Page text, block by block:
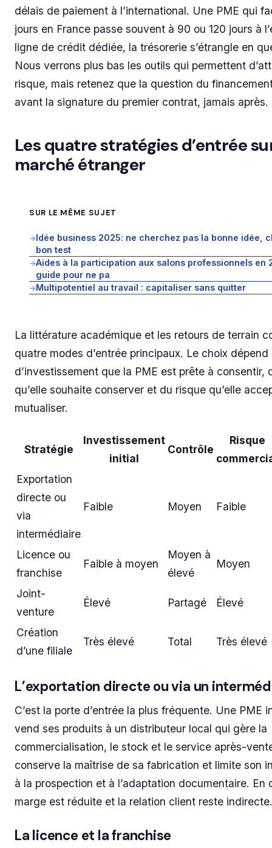
délais de paiement à l’international. Une PME qui
jours en France passe souvent à 90 ou 120 jours à
ligne de crédit dédiée, la trésorerie s’étrangle en
Nous verrons plus bas les outils qui permettent
risque, mais retenez que la question du
avant la signature du premier contrat, jamais après.
Les quatre stratégies d’entrée
marché étranger
SUR LE MÊME SUJET
→Idée business 2025: ne cherchez pas la bonne idée,
bon test
→Aides à la participation aux salons professionnels en
guide pour ne pa
→Multipotentiel au travail : capitaliser sans quitter
La littérature académique et les retours de terrain
quatre modes d’entrée principaux. Le choix
d’investissement que la PME est prête à consentir,
qu’elle souhaite conserver et du risque qu’elle
mutualiser.
Stratégie
Investissement
initial
Contrôle
Risque
Exportation
directe ou
via
intermédiaire
Faible Moyen Faible
Licence ou
franchise
Faible à moyen
Moyen à
élevé
Moyen
Joint-
venture
Élevé Partagé Élevé
Création
d’une filiale
Très élevé Total Très élevé
L’exportation directe ou via un
C’est la porte d’entrée la plus fréquente. Une PME
vend ses produits à un distributeur local qui gère la
commercialisation, le stock et le service après-
conserve la maîtrise de sa fabrication et limite son
à la prospection et à l’adaptation documentaire. En
marge est réduite et la relation client reste indirecte.
La licence et la franchise